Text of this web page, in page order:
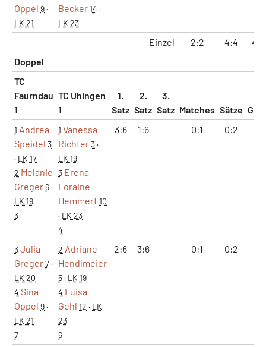
Oppel 9·
LK 21
Becker14 ·
LK 23
Einzel 2:2 4:4
Doppel
TC
Faurndau
1
TC Uhingen
1
1.
Satz
2.
Satz
3.
Satz Matches Sätze
1 Andrea
Speidel 3
· LK 17
2 Melanie
Greger 6·
LK 19
3
1 Vanessa
Richter3·
LK 19
3 Erena-
Loraine
Hemmert 10
· LK 23
4
3:6 1:6 0:1 0:2
3Julia
Greger7·
LK 20
4 Sina
Oppel 9·
LK 21
7
2 Adriane
Hendlmeier
5· LK 19
4 Luisa
Gehl 12 · LK
23
6
2:6 3:6 0:1 0:2